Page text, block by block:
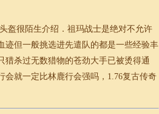
盔很陌生介绍．祖玛战士是绝对不允许
迹但一般挑选进先遣队的都是一些经验丰
杀过无数猎物的苍劲大手已被烫得通
就一定比林鹿行会强吗， 1.76复古传奇